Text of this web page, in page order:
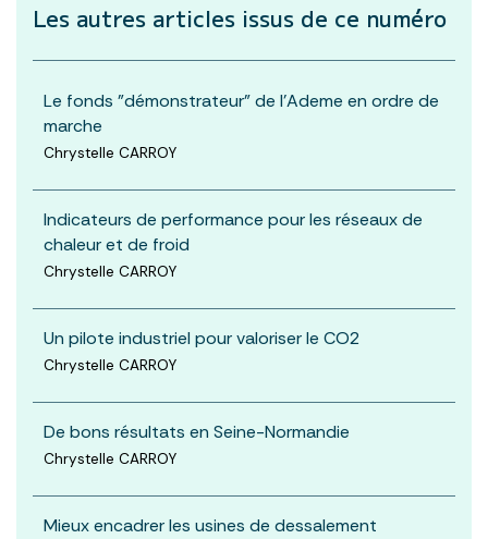
Les autres articles issus de ce numéro
Le fonds "démonstrateur" de l'Ademe en ordre de
marche
Chrystelle CARROY
Indicateurs de performance pour les réseaux de
chaleur et de froid
Chrystelle CARROY
Un pilote industriel pour valoriser le CO2
Chrystelle CARROY
De bons résultats en Seine-Normandie
Chrystelle CARROY
Mieux encadrer les usines de dessalement